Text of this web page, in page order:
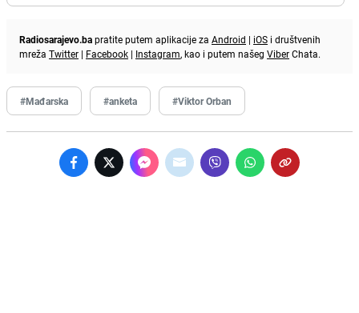
Radiosarajevo.bapratite putem aplikacije za Android | iOS i društvenih
mreža Twitter | Facebook | Instagram, kao i putem našeg ViberChata.
#Mađarska #anketa #Viktor Orban